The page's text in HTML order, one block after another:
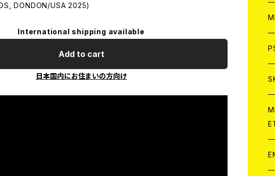
DONDON/USA 2025)
International shipping available
Add to cart
日本国内にお住まいの方向け